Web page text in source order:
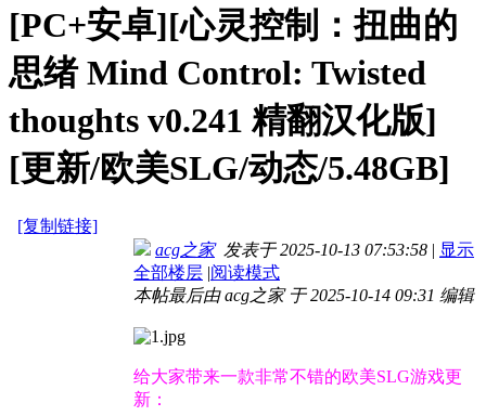
[PC+安卓][心灵控制：扭曲的
思绪 Mind Control: Twisted
thoughts v0.241 精翻汉化版]
[更新/欧美SLG/动态/5.48GB]
[复制链接]
acg之家发表于 2025-10-13 07:53:58 | 显示
全部楼层 |阅读模式
本帖最后由 acg之家 于 2025-10-14 09:31 编辑
给大家带来一款非常不错的欧美SLG游戏更
新：